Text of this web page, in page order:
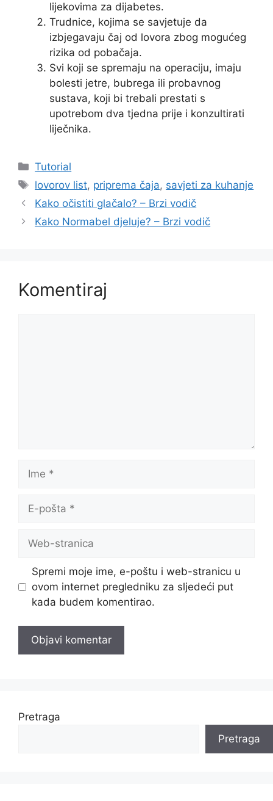
lijekovima za dijabetes.
Trudnice, kojima se savjetuje da
izbjegavaju čaj od lovora zbog mogućeg
rizika od pobačaja.
Svi koji se spremaju na operaciju, imaju
bolesti jetre, bubrega ili probavnog
sustava, koji bi trebali prestati s
upotrebom dva tjedna prije i konzultirati
liječnika.
Kategorije
Tutorial
Oznake
lovorov list, priprema čaja, savjeti za kuhanje
Kako očistiti glačalo? – Brzi vodič
Kako Normabel djeluje? – Brzi vodič
Komentiraj
Ime
pošta
Web-
Spremi moje ime, e-poštu i web-stranicu u
ovom internet pregledniku za sljedeći put
kada budem komentirao.
Pretraga
Pretraga